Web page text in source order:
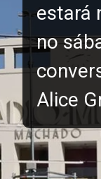
estará
no
Alice